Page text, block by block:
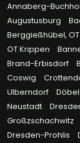
Annaberg-
Augustusburg
Berggießhübel,
OT Krippen
Brand-Erbisdorf
Coswig
Ulberndorf
Neustadt
Großzschachwitz
Dresden-Prohlis